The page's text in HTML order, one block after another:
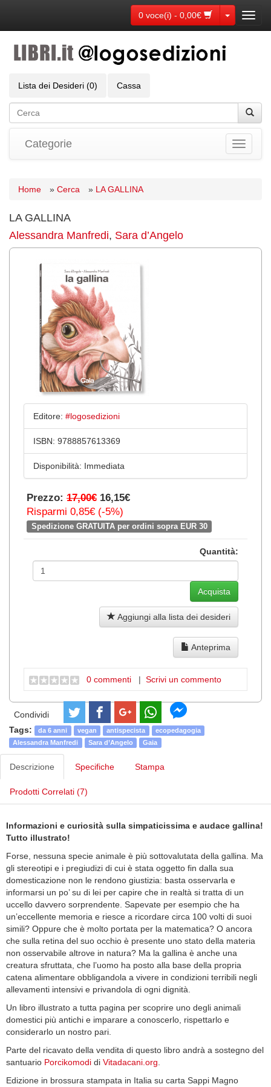
0 voce(i) - 0,00€ Toggle
Lista dei Desideri (0) Cassa
Toggle
Categorie
Home » Cerca » LA GALLINA
LA GALLINA
Alessandra Manfredi, Sara d’Angelo
Editore: #logosedizioni
ISBN: 9788857613369
Disponibilità: Immediata
Prezzo: 17,00€ 16,15€
Risparmi 0,85€ (-5%)
Spedizione GRATUITA per ordini sopra EUR 30
Quantità:
Aggiungi alla lista dei desideri
Anteprima
0 commenti | Scrivi un commento
Condividi
Tags:
da 6 anni vegan antispecista
ecopedagogia
Alessandra Manfredi
Sara d’Angelo Gaia
Descrizione Specifiche Stampa
Prodotti Correlati (7)
Informazioni e curiosità sulla simpaticissima e audace gallina!
Tutto illustrato!
Forse, nessuna specie animale è più sottovalutata della gallina. Ma
gli stereotipi e i pregiudizi di cui è stata oggetto fin dalla sua
domesticazione non le rendono giustizia: basta osservarla e
informarsi un po’ su di lei per capire che in realtà si tratta di un
uccello davvero sorprendente. Sapevate per esempio che ha
un’eccellente memoria e riesce a ricordare circa 100 volti di suoi
simili? Oppure che è molto portata per la matematica? O ancora
che sulla retina del suo occhio è presente uno stato della materia
non osservabile altrove in natura? Ma la gallina è anche una
creatura sfruttata, che l’uomo ha posto alla base della propria
catena alimentare obbligandola a vivere in condizioni terribili negli
allevamenti intensivi e privandola di ogni dignità.
Un libro illustrato a tutta pagina per scoprire uno degli animali
domestici più antichi e imparare a conoscerlo, rispettarlo e
considerarlo un nostro pari.
Parte del ricavato della vendita di questo libro andrà a sostegno del
santuario Porcikomodi di Vitadacani.org.
Edizione in brossura stampata in Italia su carta Sappi Magno